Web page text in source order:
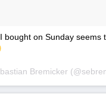
bought on Sunday seems